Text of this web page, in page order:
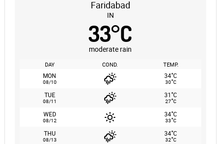
Faridabad
IN
33°C
moderate rain
DAY COND. TEMP.
MON
08/10
34°C
30°C
TUE
08/11
31°C
27°C
WED
08/12
34°C
33°C
THU
08/13
34°C
32°C